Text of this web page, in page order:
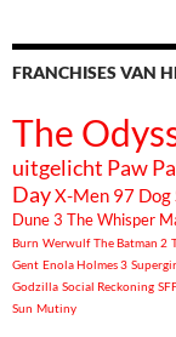
FRANCHISES VAN
The
uitgelicht Paw
DayX-Men 97 Dog
Dune 3 The Whisper
Burn Werwulf The Batman 2
Gent Enola Holmes 3
Godzilla Social Reckoning
Sun Mutiny